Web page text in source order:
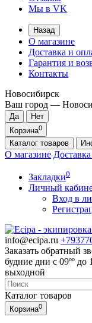
Мы в VK
Назад
О магазине
Доставка и
Гарантия и
Контакты
Новосибирск
Ваш город —
Корзина0
Каталог товаров
О магазине
Закладки0
Личный
Вход в
info@ecipa.ru
Заказать обратный
будние дни с 09ºº до
выходной
Каталог товаров
Корзина0